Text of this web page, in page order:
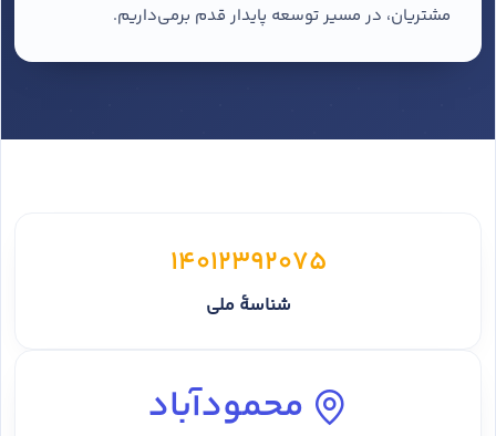
مشتریان، در مسیر توسعه پایدار قدم برمی‌داریم.
14012392075
شناسهٔ ملی
محمودآباد